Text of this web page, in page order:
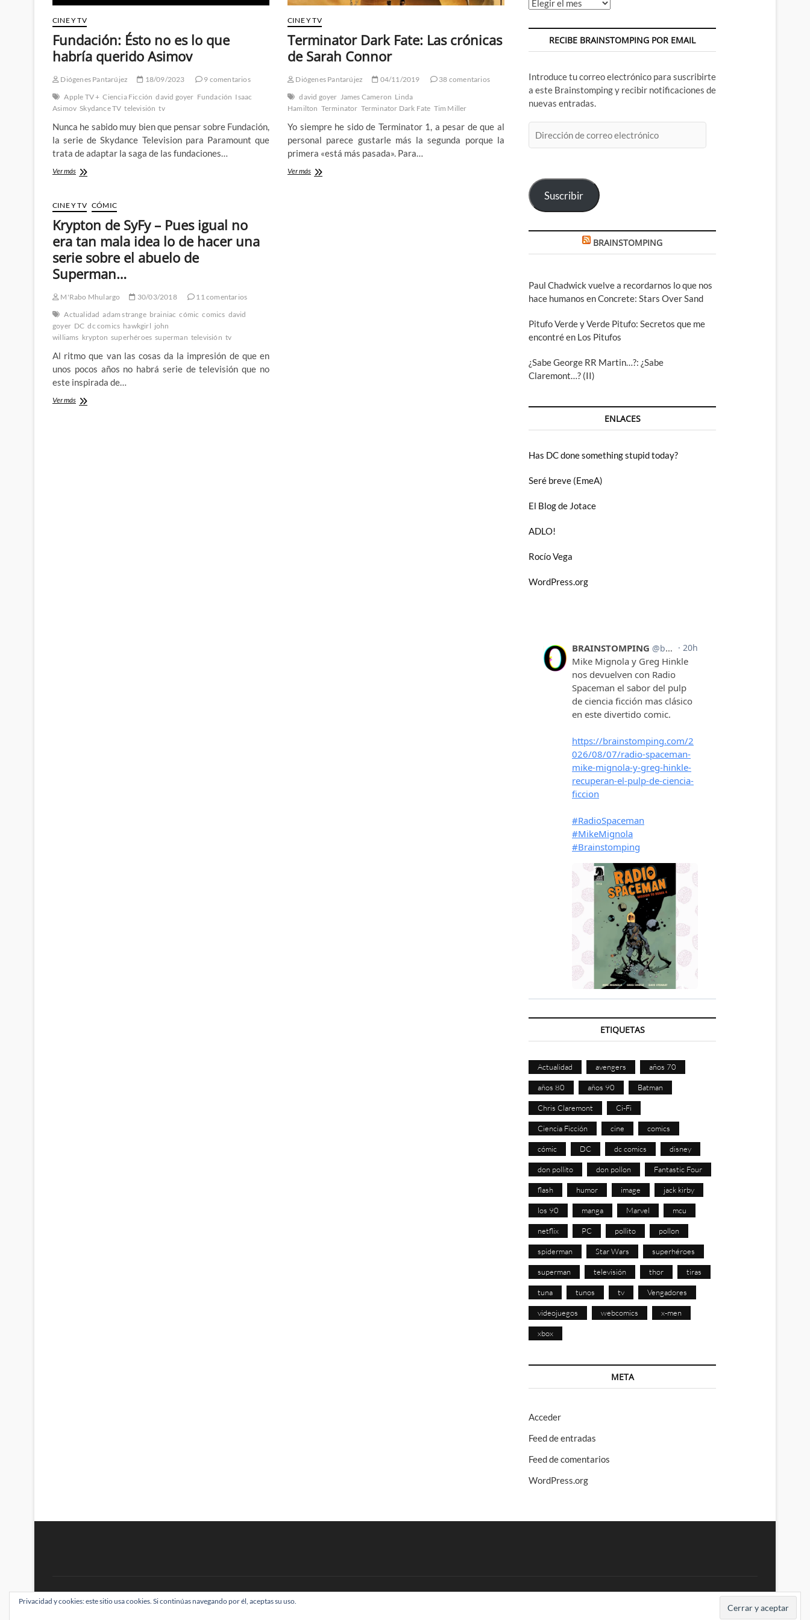
CINE Y TV
Fundación: Ésto no es lo que
habría querido Asimov
Diógenes Pantarújez 18/09/2023
9 comentarios
Apple TV + Ciencia Ficción david goyer Fundación Isaac
Asimov Skydance TV televisión tv
Nunca he sabido muy bien que pensar sobre Fundación,
la serie de Skydance Television para Paramount que
trata de adaptar la saga de las fundaciones…
Ver másFundación:
es
lo
que
habría
querido
Asimov
CINE Y TV
Terminator Dark Fate: Las crónicas
de Sarah Connor
Diógenes Pantarújez 04/11/2019
38 comentarios
david goyer James Cameron Linda
Hamilton Terminator Terminator Dark Fate Tim Miller
Yo siempre he sido de Terminator 1, a pesar de que al
personal parece gustarle más la segunda porque la
primera «está más pasada». Para…
Ver másTerminator
CINE Y TV CÓMIC
Krypton de SyFy – Pues igual no
era tan mala idea lo de hacer una
serie sobre el abuelo de
Superman…
M'Rabo Mhulargo 30/03/2018
11 comentarios
Actualidad adam strange brainiac cómic comics david
goyer DC dc comics hawkgirl john
williams krypton superhéroes superman televisión tv
Al ritmo que van las cosas da la impresión de que en
unos pocos años no habrá serie de televisión que no
este inspirada de…
Ver másKrypton
Archivos
RECIBE BRAINSTOMPING POR EMAIL
Introduce tu correo electrónico para suscribirte
a este Brainstomping y recibir notificaciones de
nuevas entradas.
de
Suscribir
BRAINSTOMPING
Paul Chadwick vuelve a recordarnos lo que nos
hace humanos en Concrete: Stars Over Sand
Pitufo Verde y Verde Pitufo: Secretos que me
encontré en Los Pitufos
¿Sabe George RR Martin…?: ¿Sabe
Claremont…? (II)
ENLACES
Has DC done something stupid today?
Seré breve (EmeA)
El Blog de Jotace
ADLO!
Rocío Vega
WordPress.org
ETIQUETAS
Actualidad avengers años 70
años 80 años 90 Batman
Chris Claremont Ci-Fi
Ciencia Ficción cine comics
cómic DC dc comics disney
don pollito don pollon Fantastic Four
flash humor image jack kirby
los 90 manga Marvel mcu
netflix PC pollito pollon
spiderman Star Wars superhéroes
superman televisión thor tiras
tuna tunos tv Vengadores
videojuegos webcomics x-men
xbox
META
Acceder
Feed de entradas
Feed de comentarios
WordPress.org
BRAINSTOMPING| Diseñado por:Theme Freesia|WordPress| © Todos los derechos reservados
Privacidad y cookies: este sitio usa cookies. Si continúas navegando por él, aceptas su uso.